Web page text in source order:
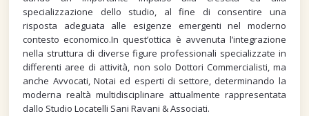
specializzazione dello studio, al fine di consentire una
risposta adeguata alle esigenze emergenti nel moderno
contesto economico.In quest’ottica è avvenuta l’integrazione
nella struttura di diverse figure professionali specializzate in
differenti aree di attività, non solo Dottori Commercialisti, ma
anche Avvocati, Notai ed esperti di settore, determinando la
moderna realtà multidisciplinare attualmente rappresentata
dallo Studio Locatelli Sani Ravani & Associati.